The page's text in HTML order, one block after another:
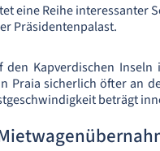
eine Reihe interessanter
Präsidentenpalast.
den Kapverdischen
Praia sicherlich öfter an
beträgt